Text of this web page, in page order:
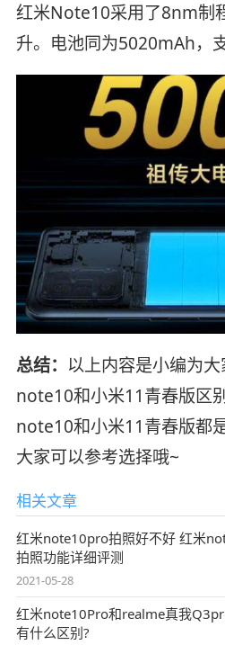
红米Note10采用了8nm制
升。电池同为5020mAh，
总结： 以上内容是小编为
note10和小米11青春版区
note10和小米11青春版都
大家可以参考选择哦~
相关文章
红米note10pro拍照好不好 红米
拍照功能详细评测
2021-05-28
红米note10Pro和realme真我
有什么区别?